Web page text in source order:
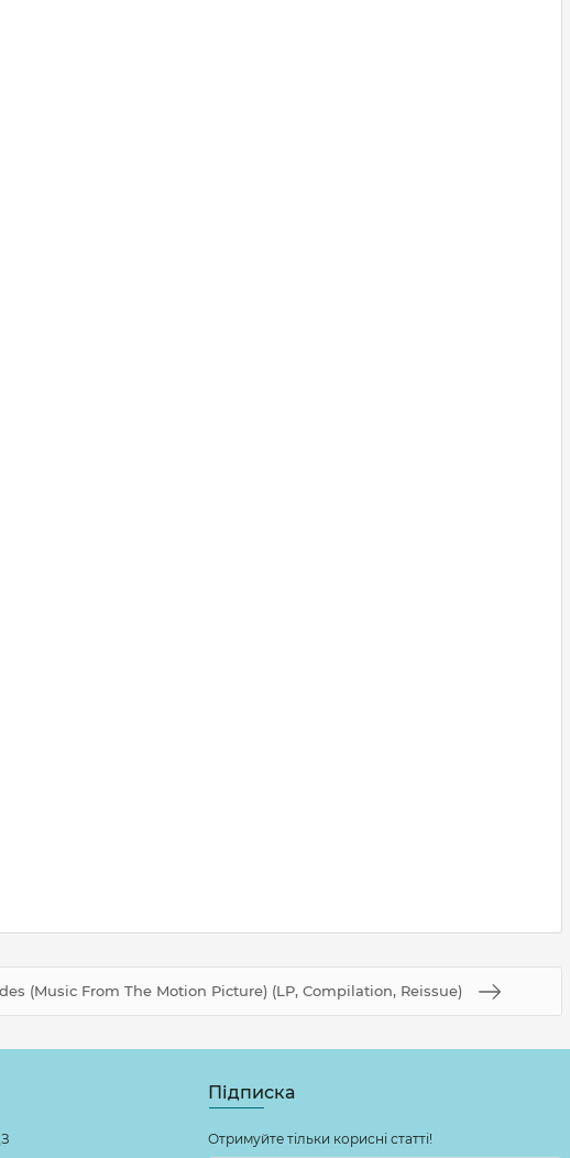
(Music From The Motion Picture) (LP, Compilation, Reissue)
Підписка
Отримуйте тільки корисні статті!